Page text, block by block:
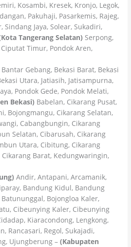
Kosambi, Kresek, Kronjo, Legok,
Pakuhaji, Pasarkemis, Rajeg,
Sindang Jaya, Solear, Sukadiri,
Tangerang Selatan) Serpong,
Timur, Pondok Aren,
Bantar Gebang, Bekasi Barat, Bekasi
Utara, Jatiasih, Jatisampurna,
Pondok Gede, Pondok Melati,
Bekasi) Babelan, Cikarang Pusat,
Bojongmangu, Cikarang Selatan,
Cabangbungin, Cikarang
Selatan, Cibarusah, Cikarang
Utara, Cibitung, Cikarang
Cikarang Barat, Kedungwaringin,
Andir, Antapani, Arcamanik,
Bandung Kidul, Bandung
Bojongloa Kaler,
Cibeunying Kaler, Cibeunying
Kiaracondong, Lengkong,
Rancasari, Regol, Sukajadi,
Ujungberung –(Kabupaten